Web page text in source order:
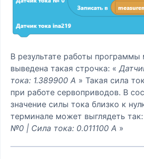
В результате работы
выведена такая строчка: «
тока: 1.389900 А » Такая сила
при работе сервоприводов. В
значение силы тока близко к
терминале может выглядеть
№0 | Сила тока: 0.011100 А »